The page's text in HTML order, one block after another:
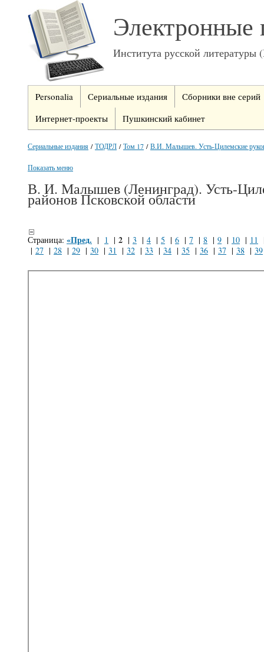
Электронные
Института русской
Personalia Сериальные издания
Сборники вне серий
Интернет-проекты
Пушкинский кабинет
Сериальные издания /ТОДРЛ /Том 17 /В.И. Малышев. Усть-Цилемские
Показать меню
В. И. Малышев (Ленинград). Усть-
районов Псковской области
Страница: «Пред. | 1 | 2 | 3 | 4 | 5 | 6 | 7 | 8 | 9 | 10 | 11
| 27 | 28 | 29 | 30 | 31 | 32 | 33 | 34 | 35 | 36 | 37 | 38 | 39